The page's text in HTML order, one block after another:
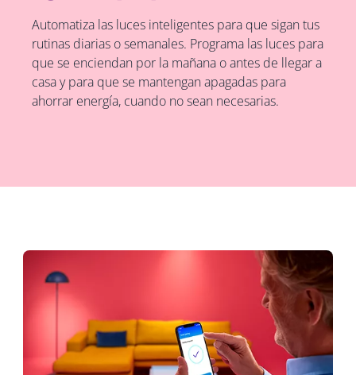
Automatiza las luces inteligentes para que sigan tus
rutinas diarias o semanales. Programa las luces para
que se enciendan por la mañana o antes de llegar a
casa y para que se mantengan apagadas para
ahorrar energía, cuando no sean necesarias.